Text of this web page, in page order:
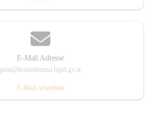
E-Mail Adresse
post@breitenbrunn.bgld.gv.at
E-Mail schreiben